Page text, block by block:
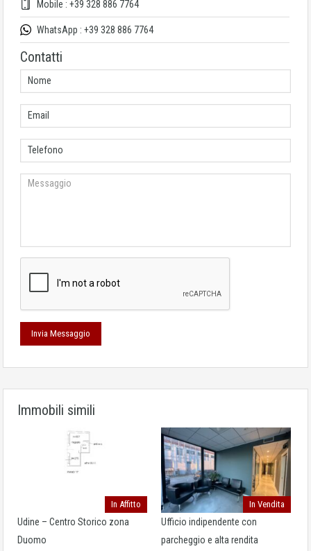
Mobile : +39 328 886 7764
WhatsApp : +39 328 886 7764
Contatti
Immobili simili
In Affitto
Udine – Centro Storico zona
Duomo
In Vendita
Ufficio indipendente con
parcheggio e alta rendita